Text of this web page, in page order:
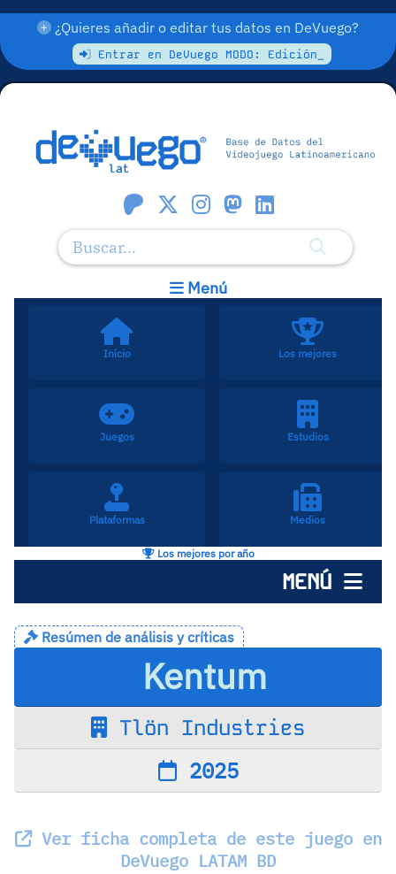
¿Quieres añadir o editar tus datos en DeVuego?
Entrar en DeVuego MODO: Edición_
Menú
Inicio Los mejores
Juegos Estudios
Plataformas Medios
Los mejores por año
MENÚ
Resúmen de análisis y críticas
Kentum
Tlön Industries
2025
Ver ficha completa de este juego en
DeVuego LATAM BD